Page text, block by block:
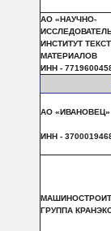
АО «НАУЧНО-
ИНСТИТУТ
МАТЕРИАЛОВ
ИНН -
АО «ИВАНОВЕЦ»
ИНН -
ГРУППА